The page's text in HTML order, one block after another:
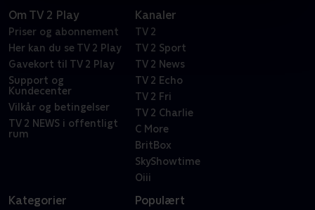
Om TV 2 Play
Priser og abonnement
Her kan du se TV 2 Play
Gavekort til TV 2 Play
Support og
Kundecenter
Vilkår og betingelser
TV 2 NEWS i offentligt
rum
Kanaler
TV 2
TV 2 Sport
TV 2 News
TV 2 Echo
TV 2 Fri
TV 2 Charlie
C More
BritBox
SkyShowtime
Oiii
Kategorier Populært